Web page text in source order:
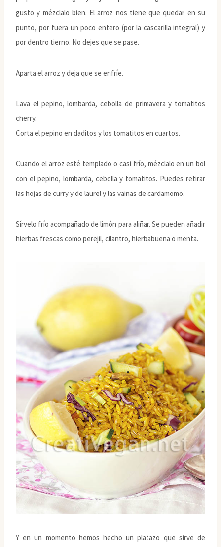
gusto y mézclalo bien. El arroz nos tiene que quedar en su
punto, por fuera un poco entero (por la cascarilla integral) y
por dentro tierno. No dejes que se pase.
Aparta el arroz y deja que se enfríe.
Lava el pepino, lombarda, cebolla de primavera y tomatitos
cherry.
Corta el pepino en daditos y los tomatitos en cuartos.
Cuando el arroz esté templado o casi frío, mézclalo en un bol
con el pepino, lombarda, cebolla y tomatitos. Puedes retirar
las hojas de curry y de laurel y las vainas de cardamomo.
Sírvelo frío acompañado de limón para aliñar. Se pueden añadir
hierbas frescas como perejil, cilantro, hierbabuena o menta.
Y en un momento hemos hecho un platazo que sirve de